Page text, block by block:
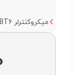
میکروکنترلر STM32F103CBT6...